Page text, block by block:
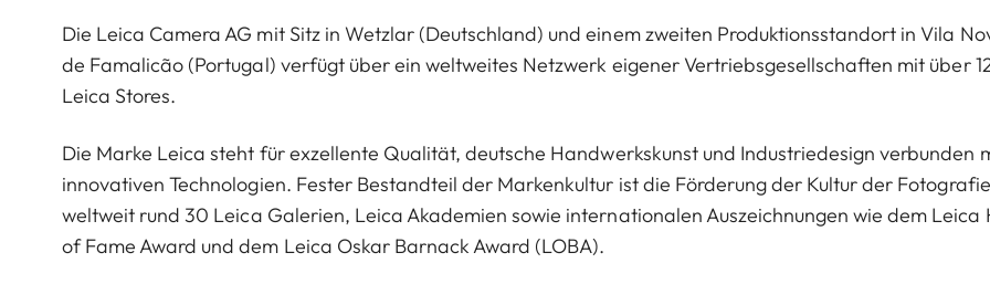
Die Leica Camera AG mit Sitz in Wetzlar (Deutschland) und einem zweiten Produktionsstandort in Vila
de Famalicão (Portugal) verfügt über ein weltweites Netzwerk eigener Vertriebsgesellschaften mit über
Leica Stores.
Die Marke Leica steht für exzellente Qualität, deutsche Handwerkskunst und Industriedesign verbunden
innovativen Technologien. Fester Bestandteil der Markenkultur ist die Förderung der Kultur der
weltweit rund 30 Leica Galerien, Leica Akademien sowie internationalen Auszeichnungen wie dem Leica
of Fame Award und dem Leica Oskar Barnack Award (LOBA).